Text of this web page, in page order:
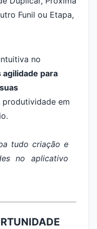
no
agilidade para
produtividade em
tudo criação e
no aplicativo